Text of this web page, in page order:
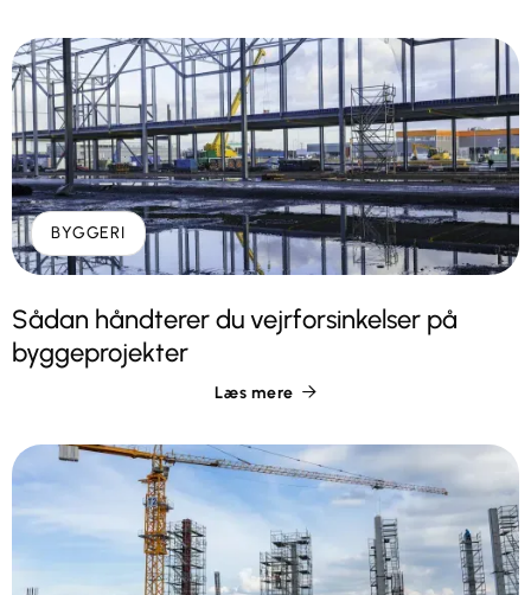
BYGGERI
Sådan håndterer du vejrforsinkelser på
byggeprojekter
Læs mere 